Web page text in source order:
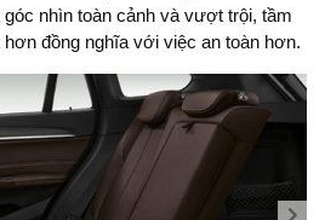
nhìn toàn cảnh và vượt trội, tầm
đồng nghĩa với việc an toàn hơn.